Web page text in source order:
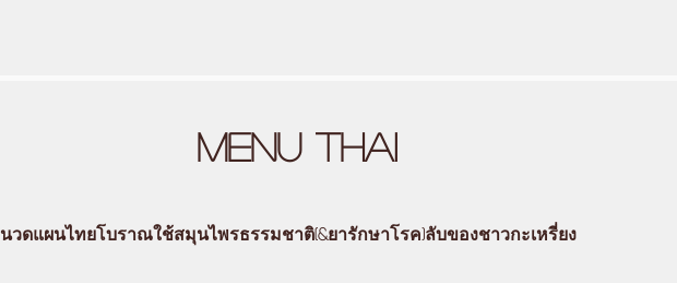
Menu Thai
นวดแผนไทยโบราณใช้สมุนไพรธรรมชาติ(&ยารักษาโรค)ลับของชาวกะเหรี่ยง